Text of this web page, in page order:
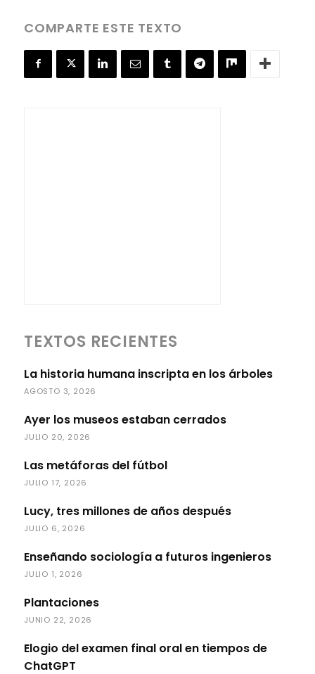
COMPARTE ESTE TEXTO
TEXTOS RECIENTES
La historia humana inscripta en los árboles
AGOSTO 3, 2026
Ayer los museos estaban cerrados
JULIO 20, 2026
Las metáforas del fútbol
JULIO 17, 2026
Lucy, tres millones de años después
JULIO 6, 2026
Enseñando sociología a futuros ingenieros
JULIO 1, 2026
Plantaciones
JUNIO 22, 2026
Elogio del examen final oral en tiempos de
ChatGPT